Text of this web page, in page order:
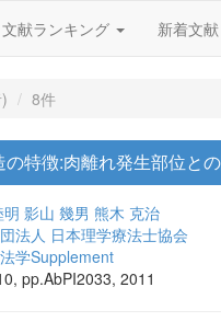
文献ランキング 新着文献
8件
特徴:肉離れ発生部位と
影山 幾男 熊木 克治
法人 日本理学療法士協会
学Supplement
pp.AbPI2033, 2011